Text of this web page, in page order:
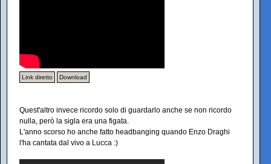
Link diretto Download
Quest'altro invece ricordo solo di guardarlo anche se non ricordo
nulla, però la sigla era una figata.
L'anno scorso ho anche fatto headbanging quando Enzo Draghi
l'ha cantata dal vivo a Lucca :)